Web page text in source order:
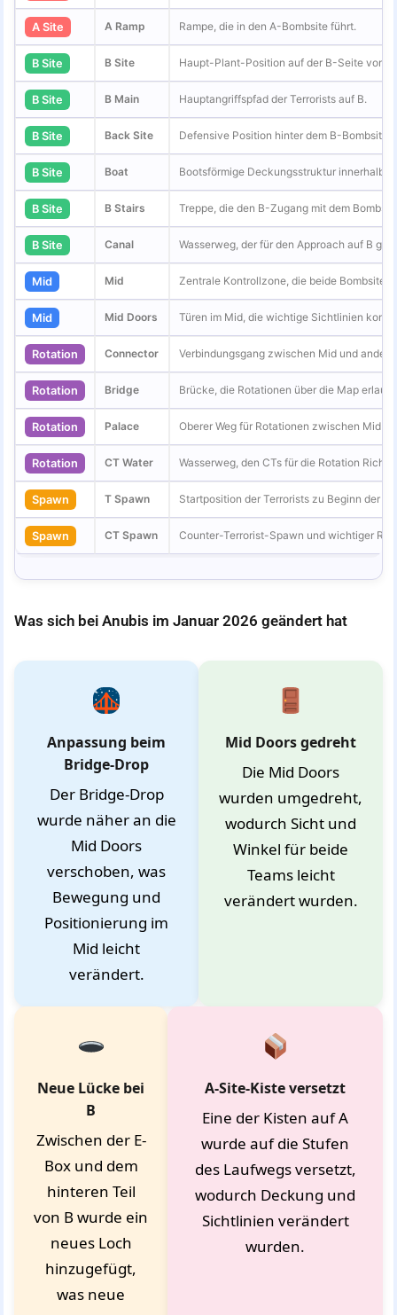
A Site A Ramp Rampe, die in den A-Bombsite führt.
B Site B Site Haupt-Plant-Position auf der B-Seite von
B Site B Main Hauptangriffspfad der Terrorists auf B.
B Site Back Site Defensive Position hinter dem B-Bombsite.
B Site Boat Bootsförmige Deckungsstruktur innerhalb
B Site B Stairs Treppe, die den B-Zugang mit dem
B Site Canal Wasserweg, der für den Approach auf B
Mid Mid Zentrale Kontrollzone, die beide Bombsites
Mid Mid Doors Türen im Mid, die wichtige Sichtlinien
Rotation Connector Verbindungsgang zwischen Mid und
Rotation Bridge Brücke, die Rotationen über die Map
Rotation Palace Oberer Weg für Rotationen zwischen Mid
Rotation CT Water Wasserweg, den CTs für die Rotation
Spawn T Spawn Startposition der Terrorists zu Beginn der
Spawn CT Spawn Counter-Terrorist-Spawn und wichtiger
Was sich bei Anubis im Januar 2026 geändert hat
Anpassung beim
Bridge-Drop
Der Bridge-Drop
wurde näher an die
Mid Doors
verschoben, was
Bewegung und
Positionierung im
Mid leicht
verändert.
Mid Doors gedreht
Die Mid Doors
wurden umgedreht,
wodurch Sicht und
Winkel für beide
Teams leicht
verändert wurden.
Neue Lücke bei
B
Zwischen der E-
Box und dem
hinteren Teil
von B wurde ein
neues Loch
hinzugefügt,
was neue
A-Site-Kiste versetzt
Eine der Kisten auf A
wurde auf die Stufen
des Laufwegs versetzt,
wodurch Deckung und
Sichtlinien verändert
wurden.